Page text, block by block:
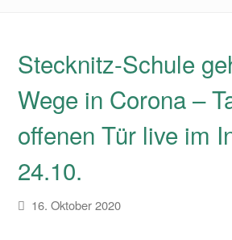
Stecknitz-Schule
Wege in Corona –
offenen Tür live im
24.10.
16. Oktober 2020